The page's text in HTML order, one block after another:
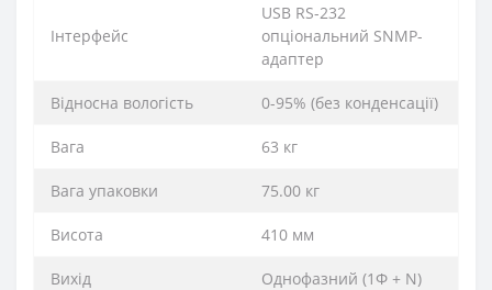
Інтерфейс
USB RS-232
опціональний SNMP-
адаптер
Відносна вологість 0-95% (без конденсації)
Вага 63 кг
Вага упаковки 75.00 кг
Висота 410 мм
Вихід Однофазний (1Φ + N)